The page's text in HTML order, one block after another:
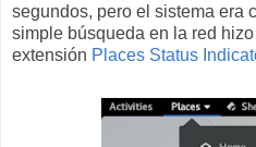
segundos, pero el sistema era
simple búsqueda en la red
extensión Places Status